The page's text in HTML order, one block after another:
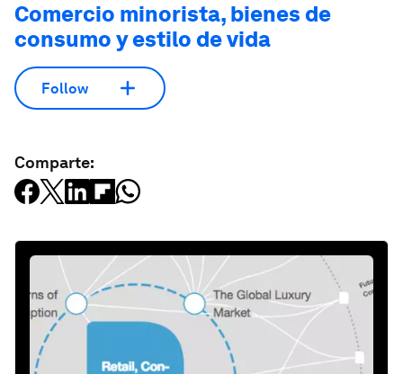
Comercio minorista, bienes de
consumo y estilo de vida
Follow
Comparte: